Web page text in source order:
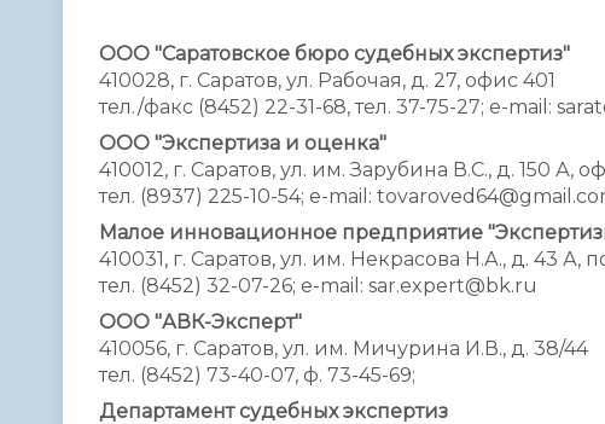
ООО "Саратовское бюро судебных экспертиз"
410028, г. Саратов, ул. Рабочая, д. 27, офис 401
тел./факс (8452) 22-31-68, тел. 37-75-27; e-mail:
ООО "Экспертиза и оценка"
410012, г. Саратов, ул. им. Зарубина В.С., д. 150 А, оф.
тел. (8937) 225-10-54; e-mail:
Малое инновационное предприятие
410031, г. Саратов, ул. им. Некрасова Н.А., д. 43 А,
тел. (8452) 32-07-26; e-mail: sar.expert@bk.ru
ООО "АВК-Эксперт"
410056, г. Саратов, ул. им. Мичурина И.В., д. 38/44
тел. (8452) 73-40-07, ф. 73-45-69;
Департамент судебных экспертиз